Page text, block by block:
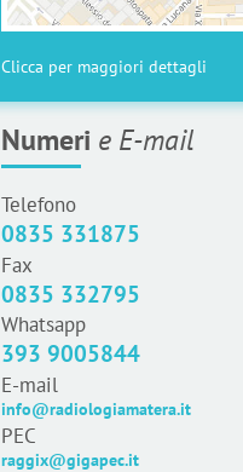
Clicca per maggiori dettagli
Numeri e E-mail
Telefono
0835 331875
Fax
0835 332795
Whatsapp
393 9005844
E-mail
info@radiologiamatera.it
PEC
raggix@gigapec.it